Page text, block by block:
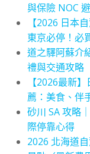
與保險 NOC
【2026 日本
東京必停！必
道之驛阿蘇介
禮與交通攻略
【2026最新
薦：美食、伴
砂川 SA 攻略
際停靠心得
2026 北海道